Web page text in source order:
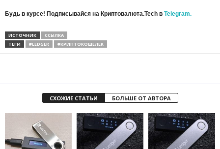
Будь в курсе! Подписывайся на Криптовалюта.Tech в Telegram.
ИСТОЧНИК
ССЫЛКА
ТЕГИ
#LEDGER #КРИПТОКОШЕЛЕК
СХОЖИЕ СТАТЬИ БОЛЬШЕ ОТ АВТОРА